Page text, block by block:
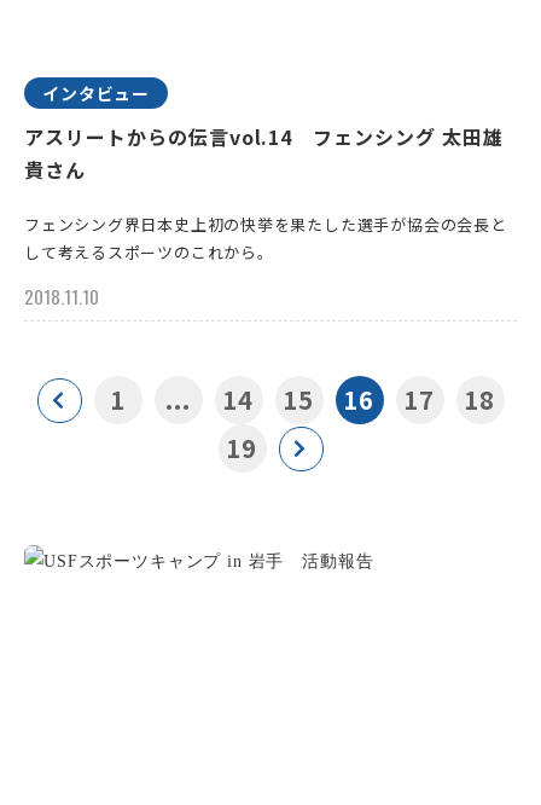
インタビュー
アスリートからの伝言vol.14 フェンシング 太田雄
貴さん
フェンシング界日本史上初の快挙を果たした選手が協会の会長と
して考えるスポーツのこれから。
2018.11.10
1 ... 14 15 16 17
18
19